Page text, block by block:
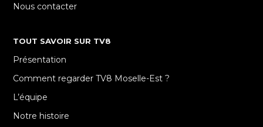
Nous contacter
TOUT SAVOIR SUR TV8
Présentation
Comment regarder TV8 Moselle-Est ?
L’équipe
Notre histoire